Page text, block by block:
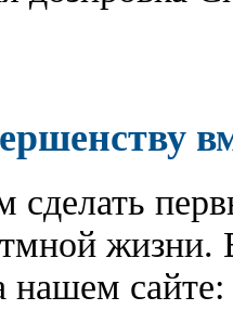
сделать
жизни.
нашем сайте: